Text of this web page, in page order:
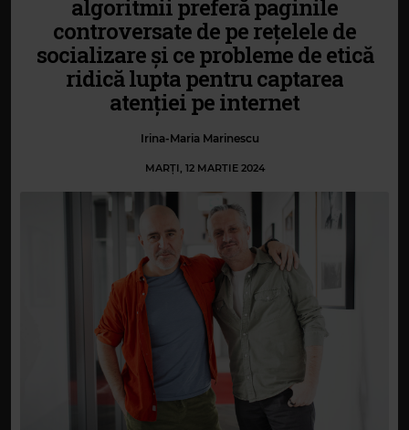
algoritmii preferă paginile
controversate de pe rețelele de
socializare și ce probleme de etică
ridică lupta pentru captarea
atenției pe internet
Irina-Maria Marinescu
MARȚI, 12 MARTIE 2024